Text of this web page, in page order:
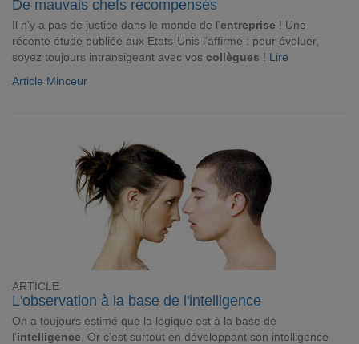
De mauvais chefs récompensés
Il n'y a pas de justice dans le monde de l'entreprise ! Une
récente étude publiée aux Etats-Unis l'affirme : pour évoluer,
soyez toujours intransigeant avec vos collègues ! Lire
Article Minceur
ARTICLE
L'observation à la base de l'intelligence
On a toujours estimé que la logique est à la base de
l'intelligence . Or c'est surtout en développant son intelligence